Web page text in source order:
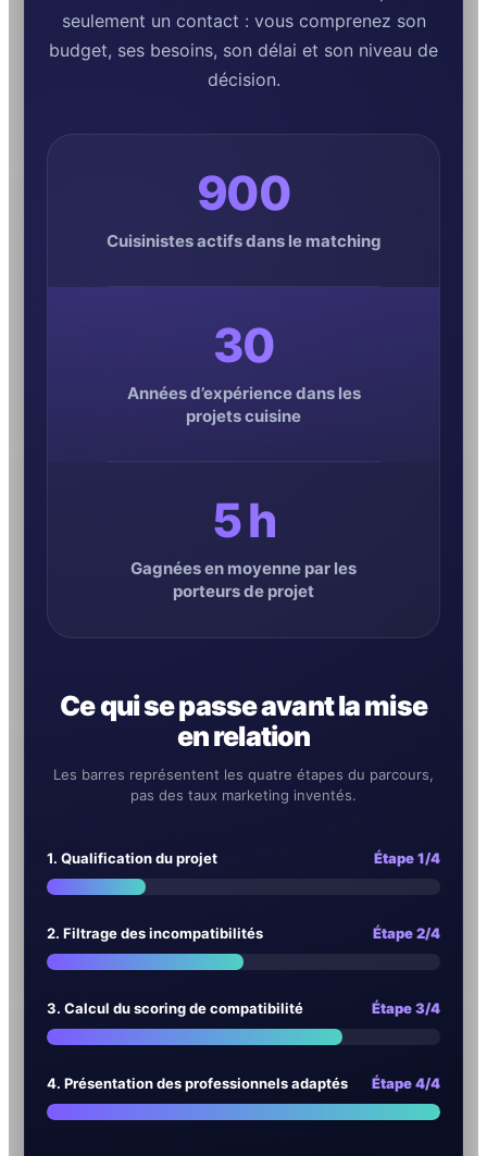
seulement un contact : vous comprenez son
budget, ses besoins, son délai et son niveau de
décision.
900
Cuisinistes actifs dans le matching
30
Années d’expérience dans les
projets cuisine
5 h
Gagnées en moyenne par les
porteurs de projet
Ce qui se passe avant la mise
en relation
Les barres représentent les quatre étapes du parcours,
pas des taux marketing inventés.
1. Qualification du projet Étape 1/4
2. Filtrage des incompatibilités Étape 2/4
3. Calcul du scoring de compatibilité Étape 3/4
4. Présentation des professionnels adaptés Étape 4/4